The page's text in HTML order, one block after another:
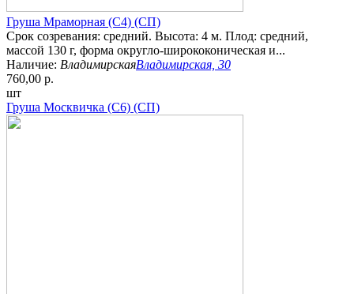
Груша Мраморная (С4) (СП)
Срок созревания: средний. Высота: 4 м. Плод: средний,
массой 130 г, форма округло-ширококоническая и...
Наличие: ВладимирскаяВладимирская, 30
760,00 р.
шт
Груша Москвичка (С6) (СП)